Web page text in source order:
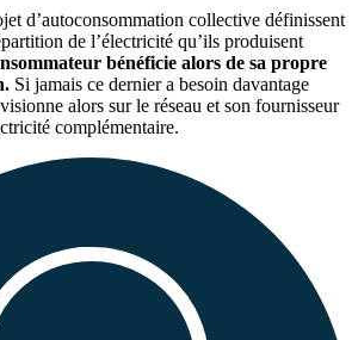
d’autoconsommation collective définissent
de l’électricité qu’ils produisent
bénéficie alors de sa propre
Si jamais ce dernier a besoin davantage
alors sur le réseau et son fournisseur
complémentaire.